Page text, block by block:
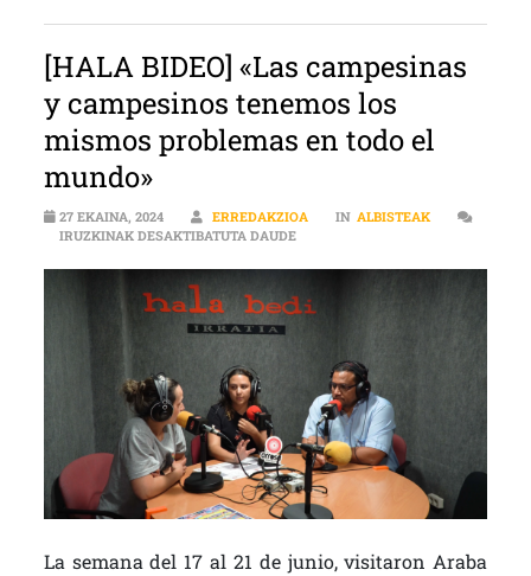
[HALA BIDEO] «Las campesinas
y campesinos tenemos los
mismos problemas en todo el
mundo»
27 EKAINA, 2024 ERREDAKZIOA IN ALBISTEAK
IRUZKINAK DESAKTIBATUTA DAUDE[HALA BIDEO] «LAS CAMPESINAS Y
La semana del 17 al 21 de junio, visitaron Araba